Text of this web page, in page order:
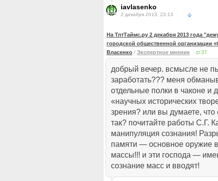
iavlasenko
2 декабря 2013, 23:13
На ТлтТаймс.ру 2 декабря 2013 года
городской общественной организации
Власенко / Экспертное мнение 37
добрый вечер. всмысле не
заработать??? меня
отдельные полки в чаконе и
«научных исторических
зрения? или вы думаете, что
так? почитайте работы С.Г.
манипуляция сознания!
памяти — основное оружие
массы!!! и эти господа —
сознание масс и вводят!